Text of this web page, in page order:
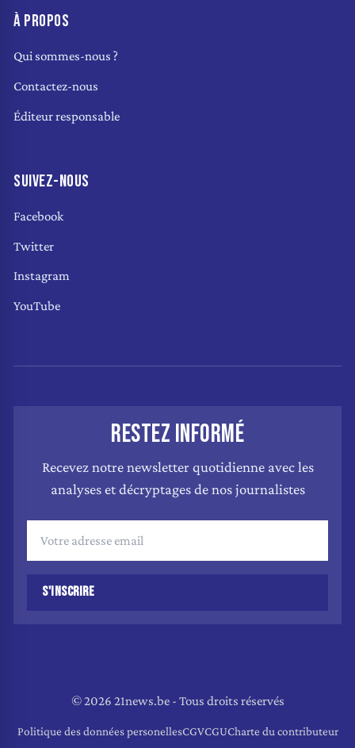
À PROPOS
Qui sommes-nous ?
Contactez-nous
Éditeur responsable
SUIVEZ-NOUS
Facebook
Twitter
Instagram
YouTube
RESTEZ INFORMÉ
Recevez notre newsletter quotidienne avec les
analyses et décryptages de nos journalistes
S'INSCRIRE
© 2026 21news.be - Tous droits réservés
Politique des données personellesCGVCGUCharte du contributeur